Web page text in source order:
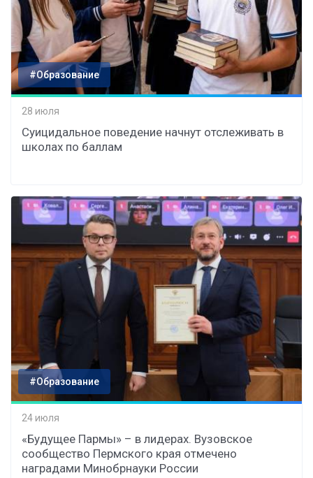
#Образование
28 июля
Суицидальное поведение начнут отслеживать в
школах по баллам
#Образование
24 июля
«Будущее Пармы» – в лидерах. Вузовское
сообщество Пермского края отмечено
наградами Минобрнауки России